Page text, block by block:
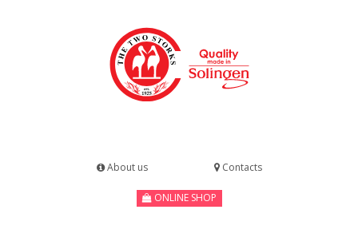
About us Contacts
ONLINE SHOP